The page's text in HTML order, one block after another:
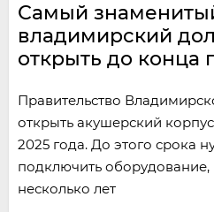
Самый
владимирский
открыть до конца
Правительство
открыть акушерский
2025 года. До этого срока
подключить оборудование,
несколько лет